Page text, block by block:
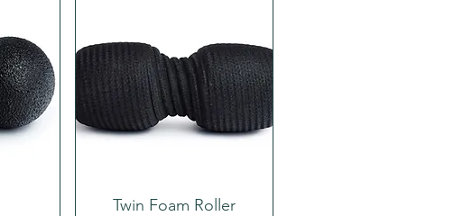
Twin Foam Roller